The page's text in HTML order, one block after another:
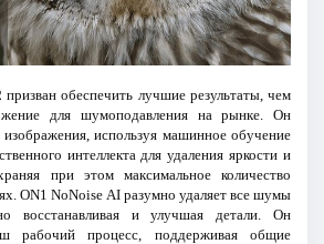
призван обеспечить лучшие результаты, чем
для шумоподавления на рынке. Он
используя машинное обучение
интеллекта для удаления яркости и
при этом максимальное количество
ON1 NoNoise AI разумно удаляет все шумы
восстанавливая и улучшая детали. Он
рабочий процесс, поддерживая общие